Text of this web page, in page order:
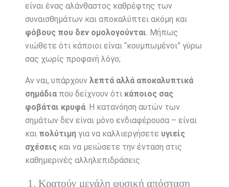
είναι ένας αλάνθαστος καθρέφτης των
συναισθημάτων και αποκαλύπτει ακόμη και
φόβους που δεν ομολογούνται. Μήπως
νιώθετε ότι κάποιοι είναι “κουμπωμένοι” γύρω
σας χωρίς προφανή λόγο;
Αν ναι, υπάρχουν λεπτά αλλά αποκαλυπτικά
σημάδιαπου δείχνουν ότι κάποιος σας
φοβάται κρυφά. Η κατανόηση αυτών των
σημάτων δεν είναι μόνο ενδιαφέρουσα – είναι
και πολύτιμηγια να καλλιεργήσετε υγιείς
σχέσεις και να μειώσετε την ένταση στις
καθημερινές αλληλεπιδράσεις.
1. Κρατούν μεγάλη φυσική απόσταση